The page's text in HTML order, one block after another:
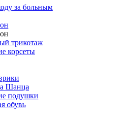
за больным
трикотаж
корсеты
Шанца
подушки
обувь